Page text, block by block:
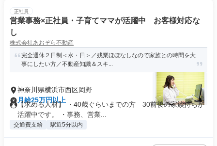
正社員
営業事務×正社員・子育てママが活躍中 お客様対応な
し
株式会社あおぞら不動産
完全週休２日制＜水・日＞／残業ほぼなしなので家族との時間を大
事にしたい方／不動産知識＆スキ...
神奈川県横浜市西区岡野
月給25万円以上
【求める人材】 ・40歳ぐらいまでの方 30前後の家族持ちが
活躍中です。 ・事務、営業...
交通費支給 駅近5分以内